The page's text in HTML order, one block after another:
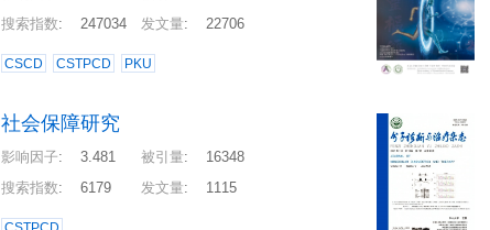
搜索指数: 247034 发文量: 22706
CSCD CSTPCD PKU
社会保障研究
影响因子: 3.481 被引量:
16348
搜索指数: 6179 发文量: 1115